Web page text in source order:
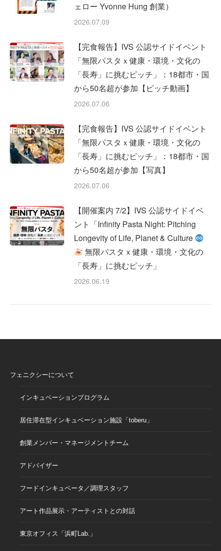
ェロー Yvonne Hung 創業）
2026.07.09
【完食報告】IVS 公認サイドイベント
「無限パスタｘ健康・環境・文化の
「長寿」に挑むピッチ」：18都市・国
から50名超が参加【ピッチ動画】
2026.07.06
【完食報告】IVS 公認サイドイベント
「無限パスタｘ健康・環境・文化の
「長寿」に挑むピッチ」：18都市・国
から50名超が参加【写真】
2026.07.06
【開催案内 7/2】IVS 公認サイドイベ
ント「Infinity Pasta Night: Pitching
Longevity of Life, Planet & Culture
無限パスタｘ健康・環境・文化の
「長寿」に挑むピッチ」
2026.06.19
フェニクシーについて
インキュベーションプログラム
居住滞在型インキュベーション施設「toberu」
創業メンバー・マネージメントチーム
アドバイザー
フードインキュベータ／調理スタッフ
アート作品展示・アーティストとの対話
東京オフィス「浜町Lab.」